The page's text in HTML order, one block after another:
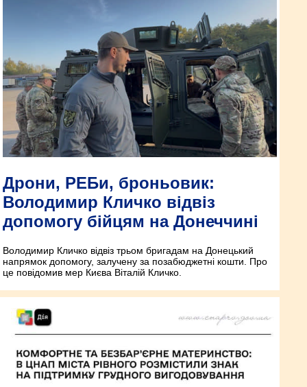
Дрони, РЕБи, броньовик:
Володимир Кличко відвіз
допомогу бійцям на Донеччині
Володимир Кличко відвіз трьом бригадам на Донецький
напрямок допомогу, залучену за позабюджетні кошти. Про
це повідомив мер Києва Віталій Кличко.